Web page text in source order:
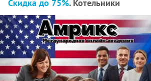
Скидка до 75%. Котельники